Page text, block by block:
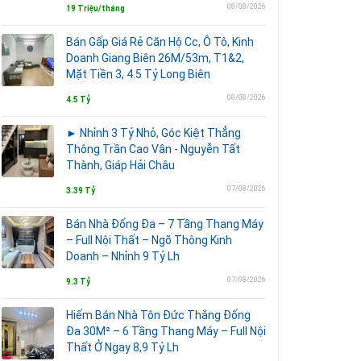
19 Triệu/tháng 08/08/2026
Bán Gấp Giá Rẻ Căn Hộ Cc, Ô Tô, Kinh
Doanh Giang Biên 26M/53m, T1&2,
Mặt Tiền 3, 4.5 Tỷ Long Biên
4.5 Tỷ 08/08/2026
► Nhỉnh 3 Tỷ Nhỏ, Góc Kiệt Thẳng
Thông Trần Cao Vân - Nguyễn Tất
Thành, Giáp Hải Châu
3.39 Tỷ 07/08/2026
Bán Nhà Đống Đa – 7 Tầng Thang Máy
– Full Nội Thất – Ngõ Thông Kinh
Doanh – Nhỉnh 9 Tỷ Lh
9.3 Tỷ 07/08/2026
Hiếm Bán Nhà Tôn Đức Thắng Đống
Đa 30M² – 6 Tầng Thang Máy – Full Nội
Thất Ở Ngay 8,9 Tỷ Lh